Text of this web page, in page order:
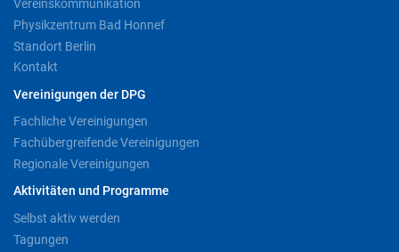
Vereinskommunikation
Physikzentrum Bad Honnef
Standort Berlin
Kontakt
Vereinigungen der DPG
Fachliche Vereinigungen
Fachübergreifende Vereinigungen
Regionale Vereinigungen
Aktivitäten und Programme
Selbst aktiv werden
Tagungen